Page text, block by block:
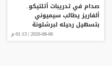
صدام في تدريبات أتلتيكو..
ألفاريز يطالب سيميوني
بتسهيل رحيله لبرشلونة
2026-08-06 | 01:13 م